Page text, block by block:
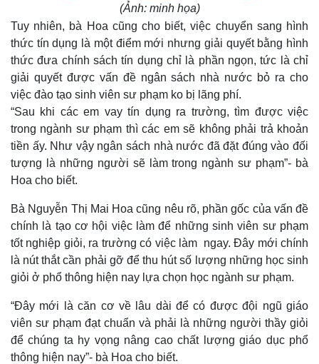
Thế giới
Quan sát
Hồ sơ
Multimedia
Video
E-Magazine
Infographic
(Ảnh: minh họa)
Tuy nhiên, bà Hoa cũng cho biết, việc chuyển sang hình
thức tín dụng là một điểm mới nhưng giải quyết bằng hình
thức đưa chính sách tín dụng chỉ là phần ngọn, tức là chỉ
giải quyết được vấn đề ngân sách nhà nước bỏ ra cho
việc đào tạo sinh viên sư phạm ko bị lãng phí.
“Sau khi các em vay tín dụng ra trường, tìm được việc
trong ngành sư phạm thì các em sẽ không phải trả khoản
tiền ấy. Như vậy ngân sách nhà nước đã đặt đúng vào đối
tượng là những người sẽ làm trong ngành sư phạm”- bà
Hoa cho biết.
Bà Nguyễn Thị Mai Hoa cũng nêu rõ, phần gốc của vấn đề
chính là tạo cơ hội việc làm để những sinh viên sư phạm
tốt nghiệp giỏi, ra trường có việc làm ngay. Đây mới chính
là nút thắt cần phải gỡ để thu hút số lượng những học sinh
giỏi ở phổ thông hiện nay lựa chọn học ngành sư phạm.
“Đây mới là căn cơ về lâu dài để có được đội ngũ giáo
viên sư phạm đạt chuẩn và phải là những người thầy giỏi
để chúng ta hy vọng nâng cao chất lượng giáo dục phổ
thông hiện nay”- bà Hoa cho biết.